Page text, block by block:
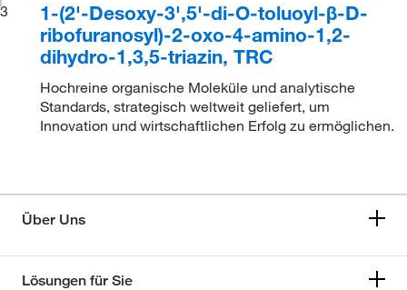
3
1-(2'-Desoxy-3',5'-di-O-toluoyl-β-D-
ribofuranosyl)-2-oxo-4-amino-1,2-
dihydro-1,3,5-triazin, TRC
Hochreine organische Moleküle und analytische
Standards, strategisch weltweit geliefert, um
Innovation und wirtschaftlichen Erfolg zu ermöglichen.
Über Uns
Lösungen für Sie